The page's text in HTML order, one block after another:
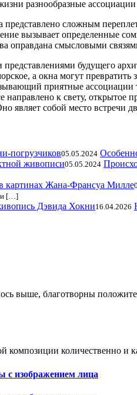
разнообразные
представлено сложным
вызывает определенные
оправдана смысловыми
будущего
а окна могут
приятные ассоциации
к свету, открытое
являет собой место встречи
05.05.2024
05.05.2024
[…]
16.04.2026
выше, благотворны
количественно и
с изображением лица